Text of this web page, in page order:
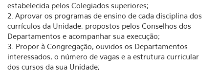
estabelecida pelos Colegiados superiores;
2. Aprovar os programas de ensino de cada disciplina dos
currículos da Unidade, propostos pelos Conselhos dos
Departamentos e acompanhar sua execução;
3. Propor à Congregação, ouvidos os Departamentos
interessados, o número de vagas e a estrutura curricular
dos cursos da sua Unidade;